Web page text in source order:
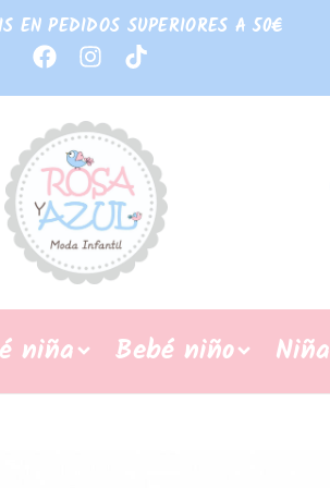
EN PEDIDOS SUPERIORES A 50€
niña Bebé niño Niña